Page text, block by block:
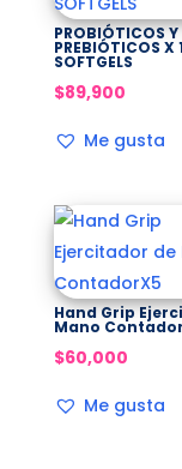
PROBIÓTICOS Y
PREBIÓTICOS X
SOFTGELS
$89,900
Me gusta
Hand Grip
Mano
$60,000
Me gusta